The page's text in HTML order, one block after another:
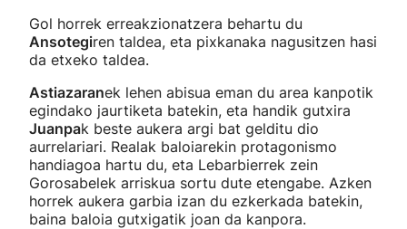
Gol horrek erreakzionatzera behartu du
Ansotegiren taldea, eta pixkanaka nagusitzen hasi
da etxeko taldea.
Astiazaranek lehen abisua eman du area kanpotik
egindako jaurtiketa batekin, eta handik gutxira
Juanpak beste aukera argi bat gelditu dio
aurrelariari. Realak baloiarekin protagonismo
handiagoa hartu du, eta Lebarbierrek zein
Gorosabelek arriskua sortu dute etengabe. Azken
horrek aukera garbia izan du ezkerkada batekin,
baina baloia gutxigatik joan da kanpora.